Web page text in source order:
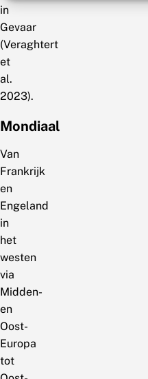
in
Gevaar
(Veraghtert
et
al.
2023).
Mondiaal
Van
Frankrijk
en
Engeland
in
het
westen
via
Midden-
en
Oost-
Europa
tot